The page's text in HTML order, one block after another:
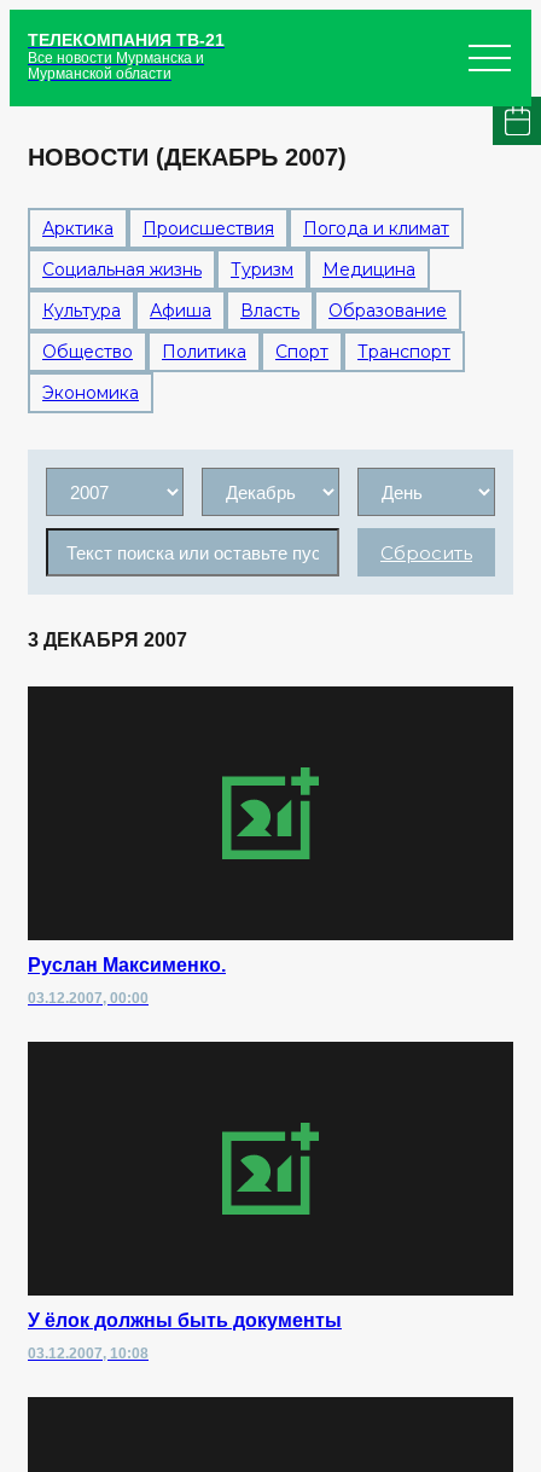
ТЕЛЕКОМПАНИЯ ТВ-21
Все новости Мурманска и
Мурманской области
НОВОСТИ (ДЕКАБРЬ 2007)
Арктика Происшествия
Погода и климат
Социальная жизнь
Туризм
Медицина
Культура
Афиша Власть
Образование
Общество
Политика Спорт
Транспорт
Экономика
Сбросить
3 ДЕКАБРЯ 2007
Руслан Максименко.
03.12.2007, 00:00
У ёлок должны быть документы
03.12.2007, 10:08